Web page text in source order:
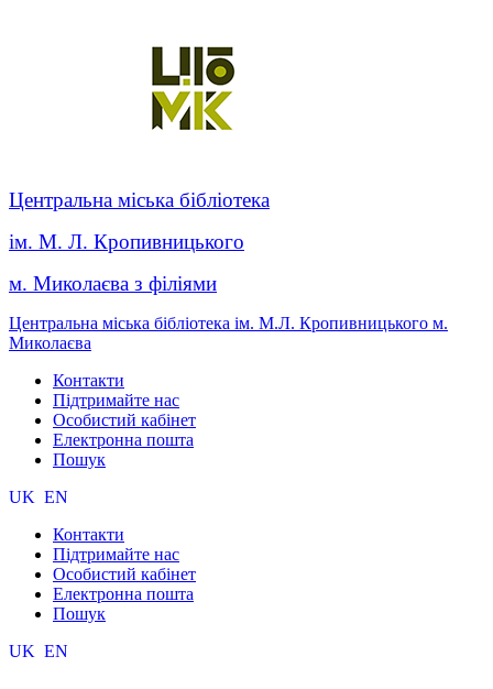
Центральна міська бібліотека
ім. М. Л. Кропивницького
м. Миколаєва з філіями
Центральна міська бібліотека ім. М.Л. Кропивницького м.
Миколаєва
Контакти
Підтримайте нас
Особистий кабінет
Електронна пошта
Пошук
UK EN
Контакти
Підтримайте нас
Особистий кабінет
Електронна пошта
Пошук
UK EN